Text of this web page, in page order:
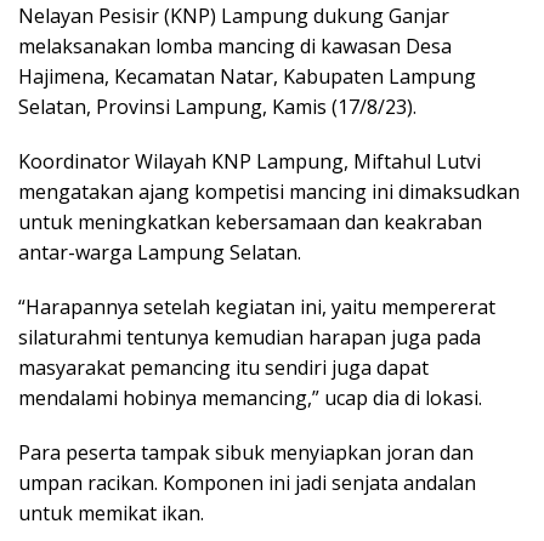
Nelayan Pesisir (KNP) Lampung dukung Ganjar
melaksanakan lomba mancing di kawasan Desa
Hajimena, Kecamatan Natar, Kabupaten Lampung
Selatan, Provinsi Lampung, Kamis (17/8/23).
Koordinator Wilayah KNP Lampung, Miftahul Lutvi
mengatakan ajang kompetisi mancing ini dimaksudkan
untuk meningkatkan kebersamaan dan keakraban
antar-warga Lampung Selatan.
“Harapannya setelah kegiatan ini, yaitu mempererat
silaturahmi tentunya kemudian harapan juga pada
masyarakat pemancing itu sendiri juga dapat
mendalami hobinya memancing,” ucap dia di lokasi.
Para peserta tampak sibuk menyiapkan joran dan
umpan racikan. Komponen ini jadi senjata andalan
untuk memikat ikan.